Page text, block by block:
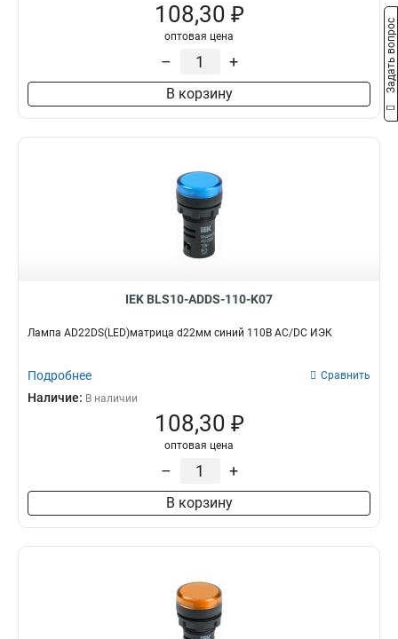
108,30 ₽
оптовая цена
– +
В корзину
IEK BLS10-ADDS-110-K07
Лампа AD22DS(LED)матрица d22мм синий 110В AC/DC ИЭК
Подробнее Сравнить
Наличие: В наличии
108,30 ₽
оптовая цена
– +
В корзину
Задать вопрос